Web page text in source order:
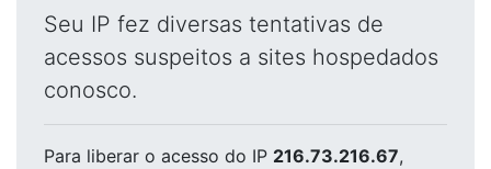
Seu IP fez diversas tentativas de
acessos suspeitos a sites hospedados
conosco.
Para liberar o acesso do IP 216.73.216.67,